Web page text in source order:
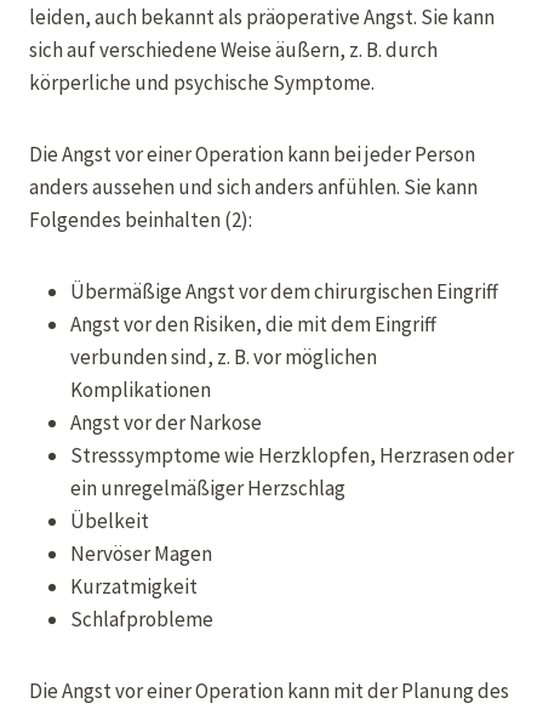
leiden, auch bekannt als präoperative Angst. Sie kann
sich auf verschiedene Weise äußern, z. B. durch
körperliche und psychische Symptome.
Die Angst vor einer Operation kann bei jeder Person
anders aussehen und sich anders anfühlen. Sie kann
Folgendes beinhalten (2):
Übermäßige Angst vor dem chirurgischen Eingriff
Angst vor den Risiken, die mit dem Eingriff
verbunden sind, z. B. vor möglichen
Komplikationen
Angst vor der Narkose
Stresssymptome wie Herzklopfen, Herzrasen oder
ein unregelmäßiger Herzschlag
Übelkeit
Nervöser Magen
Kurzatmigkeit
Schlafprobleme
Die Angst vor einer Operation kann mit der Planung des